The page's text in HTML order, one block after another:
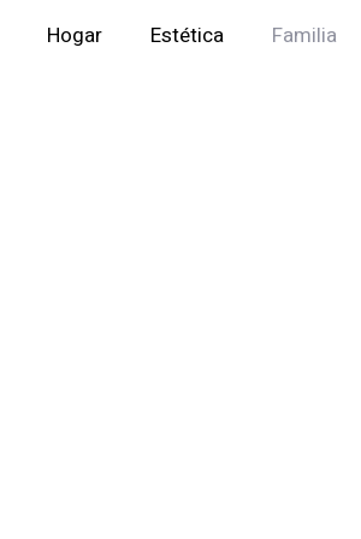
Hogar Estética Familia